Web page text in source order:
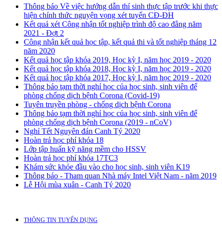
Thông báo Về việc hướng dẫn thí sinh thực tập trước khi thực
hiện chính thức nguyện vọng xét tuyển CĐ-ĐH
Kết quả xét Công nhận tốt nghiệp trình độ cao đẳng năm
2021 - Đợt 2
Công nhận kết quả học tập, kết quả thi và tốt nghiệp tháng 12
năm 2020
Kết quả học tập khóa 2019, Học kỳ I, năm học 2019 - 2020
Kết quả học tập khóa 2018, Học kỳ I, năm học 2019 - 2020
Kết quả học tập khóa 2017, Học kỳ I, năm học 2019 - 2020
Thông báo tạm thời nghỉ học của học sinh, sinh viên để
phòng chống dịch bệnh Corona (Covid-19)
Tuyên truyền phòng - chống dịch bệnh Corona
Thông báo tạm thời nghỉ học của học sinh, sinh viên để
phòng chống dịch bệnh Corona (2019 - nCoV)
Nghỉ Tết Nguyên đán Canh Tý 2020
Hoàn trả học phí khóa 18
Lớp tập huấn kỹ năng mềm cho HSSV
Hoàn trả học phí khóa 17TC3
Khám sức khỏe đầu vào cho học sinh, sinh viên K19
Thông báo - Tham quan Nhà máy Intel Việt Nam - năm 2019
Lễ Hội mùa xuân - Canh Tý 2020
THÔNG TIN TUYỂN DỤNG